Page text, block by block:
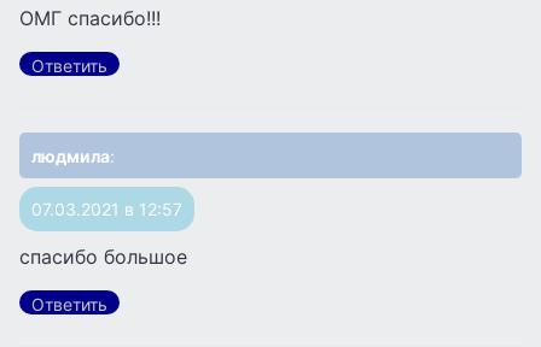
ОМГ спасибо!!!
Ответить
людмила:
07.03.2021 в 12:57
спасибо большое
Ответить